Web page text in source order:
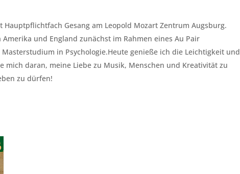
Gesang am Leopold Mozart Zentrum Augsburg.
und England zunächst im Rahmen eines Au Pair
in Psychologie.Heute genieße ich die Leichtigkeit und
daran, meine Liebe zu Musik, Menschen und Kreativität zu
zu dürfen!